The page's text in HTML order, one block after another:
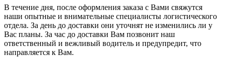
В течение дня, после оформления заказа с Вами свяжутся
наши опытные и внимательные специалисты логистического
отдела. За день до доставки они уточнят не изменились ли у
Вас планы. За час до доставки Вам позвонит наш
ответственный и вежливый водитель и предупредит, что
направляется к Вам.